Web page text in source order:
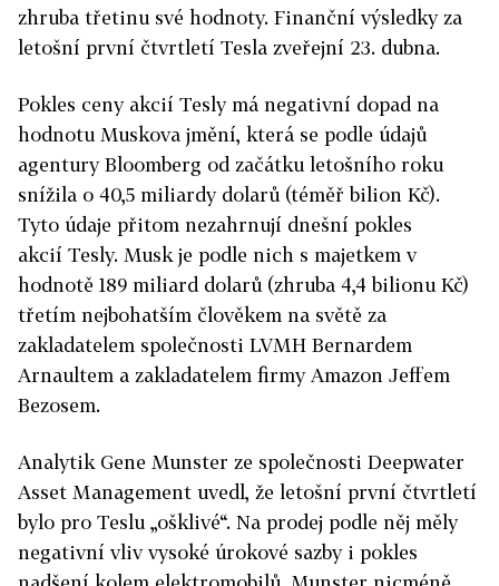
zhruba třetinu své hodnoty. Finanční výsledky za
letošní první čtvrtletí Tesla zveřejní 23. dubna.
Pokles ceny akcií Teslymá negativní dopad na
hodnotu Muskova jmění, která se podle údajů
agentury Bloomberg od začátku letošního roku
snížila o 40,5 miliardy dolarů (téměř bilion Kč).
Tyto údaje přitom nezahrnují dnešní pokles
akcií Tesly. Musk je podle nich s majetkem v
hodnotě 189 miliard dolarů (zhruba 4,4 bilionu Kč)
třetím nejbohatším člověkem na světě za
zakladatelem společnosti LVMH Bernardem
Arnaultem a zakladatelem firmy Amazon Jeffem
Bezosem.
Analytik Gene Munster ze společnosti Deepwater
Asset Management uvedl, že letošní první čtvrtletí
bylo pro Teslu „ošklivé“. Na prodej podle něj měly
negativní vliv vysoké úrokové sazby i pokles